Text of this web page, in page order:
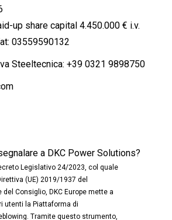
up share capital 4.450.000 € i.v.
03559590132
Steeltecnica: +39 0321 9898750
a DKC Power Solutions?
Legislativo 24/2023, col quale
(UE) 2019/1937 del
del Consiglio, DKC Europe mette a
utenti la Piattaforma di
Tramite questo strumento,